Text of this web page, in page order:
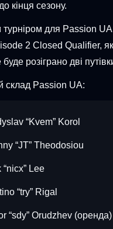
кінця сезону.
для Passion
2 Closed Qualifier,
буде розіграно дві
склад Passion UA:
“Kvem” Korol
“JT” Theodosiou
“nicx” Lee
“try” Rigal
“sdy” Orudzhev (оренда)